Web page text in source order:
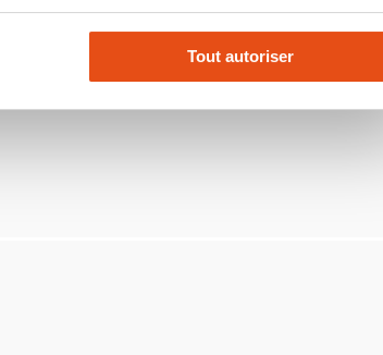
Tout autoriser